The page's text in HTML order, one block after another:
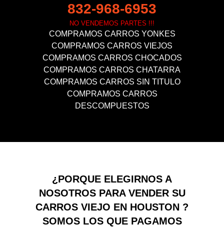
832-968-6953
NO VENDEMOS PARTES !!!
COMPRAMOS CARROS YONKES
COMPRAMOS CARROS VIEJOS
COMPRAMOS CARROS CHOCADOS
COMPRAMOS CARROS CHATARRA
COMPRAMOS CARROS SIN TITULO
COMPRAMOS CARROS
DESCOMPUESTOS
¿PORQUE ELEGIRNOS A
NOSOTROS PARA VENDER SU
CARROS VIEJO EN HOUSTON ?
SOMOS LOS QUE PAGAMOS